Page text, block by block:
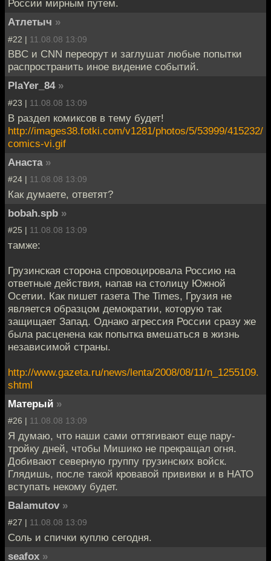
России мирным путем.
Атлетыч »
#22 | 11.08.08 13:09
BBC и CNN переорут и заглушат любые попытки
распространить иное видение событий.
PlaYer_84 »
#23 | 11.08.08 13:09
В раздел комиксов в тему будет!
http://images38.fotki.com/v1281/photos/5/53999/415232/
comics-vi.gif
Анаста »
#24 | 11.08.08 13:09
Как думаете, ответят?
bobah.spb »
#25 | 11.08.08 13:09
тамже:
Грузинская сторона спровоцировала Россию на
ответные действия, напав на столицу Южной
Осетии. Как пишет газета The Times, Грузия не
является образцом демократии, которую так
защищает Запад. Однако агрессия России сразу же
была расценена как попытка вмешаться в жизнь
независимой страны.
http://www.gazeta.ru/news/lenta/2008/08/11/n_1255109.
shtml
Матерый »
#26 | 11.08.08 13:09
Я думаю, что наши сами оттягивают еще пару-
тройку дней, чтобы Мишико не прекращал огня.
Добивают северную группу грузинских войск.
Глядишь, после такой кровавой прививки и в НАТО
вступать некому будет.
Balamutov »
#27 | 11.08.08 13:09
Соль и спички куплю сегодня.
seafox »